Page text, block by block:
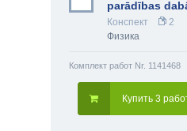
parādības
Конспект 2
Физика
Комплект работ Nr. 1141468
Купить 3